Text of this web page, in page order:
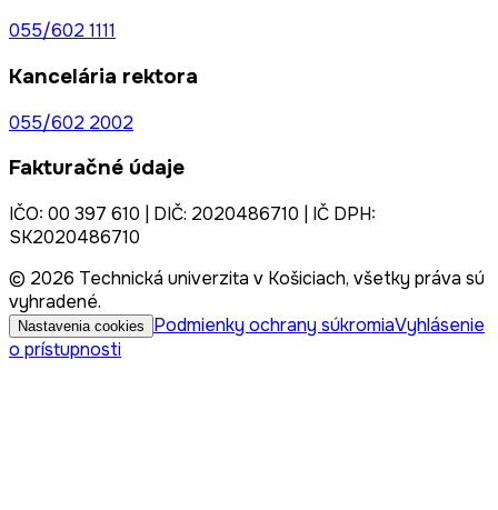
055/602 1111
Kancelária rektora
055/602 2002
Fakturačné údaje
IČO: 00 397 610 | DIČ: 2020486710 | IČ DPH:
SK2020486710
© 2026 Technická univerzita v Košiciach, všetky práva sú
vyhradené.
Nastavenia cookies Podmienky ochrany súkromiaVyhlásenie
o prístupnosti